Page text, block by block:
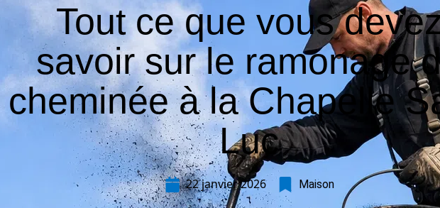
Tout ce que vous
savoir sur le ramonage
cheminée à la Chapelle
Luc
22 janvier 2026 Maison